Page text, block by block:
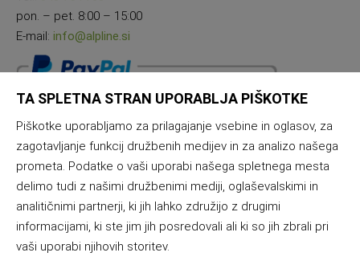
pon. – pet. 8:00 – 15:00
E-mail: info@alpline.si
TA SPLETNA STRAN UPORABLJA PIŠKOTKE
Piškotke uporabljamo za prilagajanje vsebine in oglasov, za
zagotavljanje funkcij družbenih medijev in za analizo našega
prometa. Podatke o vaši uporabi našega spletnega mesta
delimo tudi z našimi družbenimi mediji, oglaševalskimi in
analitičnimi partnerji, ki jih lahko združijo z drugimi
informacijami, ki ste jim jih posredovali ali ki so jih zbrali pri
vaši uporabi njihovih storitev.